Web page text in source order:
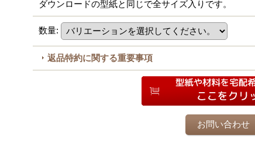
ダウンロードの型紙と同じで全サイズ入りです。
数量:
返品特約に関する重要事項
お問い合わせ